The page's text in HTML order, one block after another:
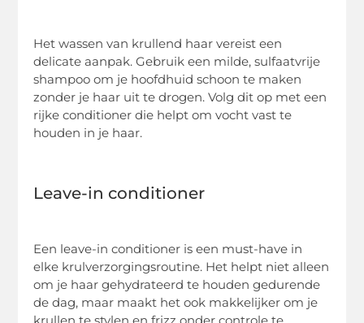
Het wassen van krullend haar vereist een
delicate aanpak. Gebruik een milde, sulfaatvrije
shampoo om je hoofdhuid schoon te maken
zonder je haar uit te drogen. Volg dit op met een
rijke conditioner die helpt om vocht vast te
houden in je haar.
Leave-in conditioner
Een leave-in conditioner is een must-have in
elke krulverzorgingsroutine. Het helpt niet alleen
om je haar gehydrateerd te houden gedurende
de dag, maar maakt het ook makkelijker om je